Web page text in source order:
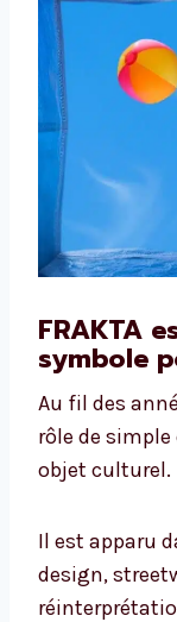
FRAKTA
symbole
Au fil des
rôle de
objet culturel.
Il est apparu
design,